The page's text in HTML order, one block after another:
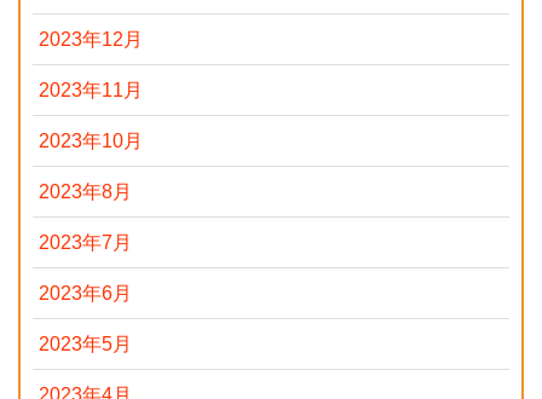
2023年12月
2023年11月
2023年10月
2023年8月
2023年7月
2023年6月
2023年5月
2023年4月